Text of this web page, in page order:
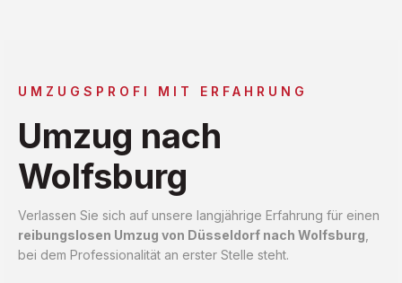
UMZUGSPROFI MIT ERFAHRUNG
Umzug nach
Wolfsburg
Verlassen Sie sich auf unsere langjährige Erfahrung für einen
reibungslosen Umzug von Düsseldorf nach Wolfsburg
bei dem Professionalität an erster Stelle steht.